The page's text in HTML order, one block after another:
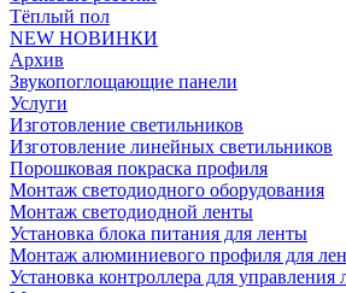
Тёплый пол
NEW НОВИНКИ
Архив
Звукопоглощающие панели
Услуги
Изготовление светильников
Изготовление линейных светильников
Порошковая покраска профиля
Монтаж светодиодного оборудования
Монтаж светодиодной ленты
Установка блока питания для ленты
Монтаж алюминиевого профиля для
Установка контроллера для управления